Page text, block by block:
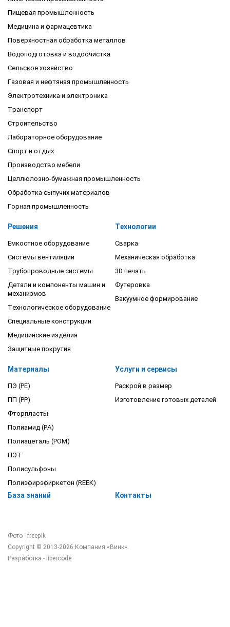
Пищевая промышленность
Медицина и фармацевтика
Поверхностная обработка металлов
Водоподготовка и водоочистка
Сельское хозяйство
Газовая и нефтяная промышленность
Электротехника и электроника
Транспорт
Строительство
Лабораторное оборудование
Спорт и отдых
Производство мебели
Целлюлозно-бумажная промышленность
Обработка сыпучих материалов
Горная промышленность
Решения
Емкостное оборудование
Системы вентиляции
Трубопроводные системы
Детали и компоненты машин и
механизмов
Технологическое оборудование
Специальные конструкции
Медицинские изделия
Защитные покрутия
Технологии
Сварка
Механическая обработка
3D печать
Футеровка
Вакуумное формирование
Материалы
ПЭ (PE)
ПП (PP)
Фторпласты
Полиамид (PA)
Полиацеталь (POM)
ПЭТ
Полисульфоны
Полиэфирэфиркетон (REEK)
Услуги и сервисы
Раскрой в размер
Изготовление готовых деталей
База знаний Контакты
Фото - freepik
Copyright © 2013-2026 Компания «Винк».
Разработка - libercode